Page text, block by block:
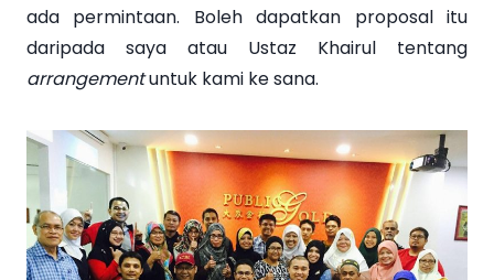
ada permintaan. Boleh dapatkan proposal itu
daripada saya atau Ustaz Khairul tentang
arrangementuntuk kami ke sana.